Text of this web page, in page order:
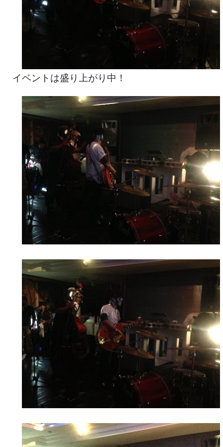
イベントは盛り上がり中！